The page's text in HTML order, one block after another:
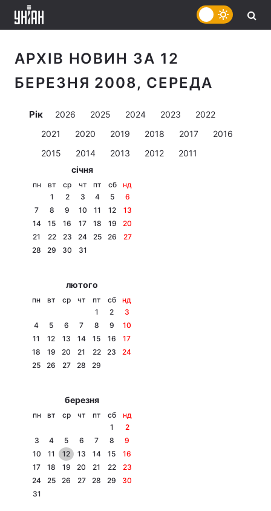
АРХІВ НОВИН ЗА 12
БЕРЕЗНЯ 2008, СЕРЕДА
Рік 2026 2025 2024 2023
2022
2021
2020 2019 2018 2017
2016
2015
2014 2013 2012
2011
січня
пн вт ср чт пт сб
нд
1
2 3 4 5
6
7
8 9 10 11 12
13
14
15 16 17 18 19
20
21
22 23 24 25 26
27
28
29 30 31
лютого
пн вт ср чт пт сб
нд
1
2
3
4
5 6 7 8 9
10
11
12 13 14 15 16
17
18
19 20 21 22 23
24
25
26 27 28 29
березня
пн вт ср чт пт сб
нд
1
2
3
4 5 6 7 8
9
10
11 12 13 14 15
16
17
18 19 20 21 22
23
24
25 26 27 28 29
30
31